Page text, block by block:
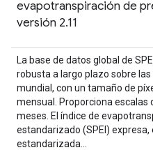
evapotranspiración de
versión 2.11
La base de datos global de
robusta a largo plazo sobre
mundial, con un tamaño de
mensual. Proporciona escalas
meses. El índice de
estandarizado (SPEI) expresa,
estandarizada…